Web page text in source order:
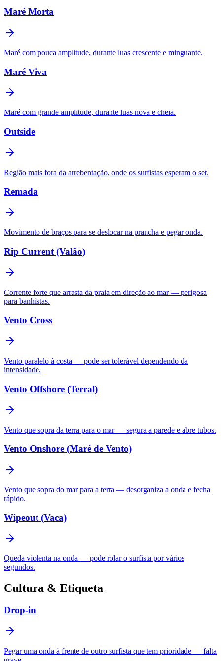
Maré Morta
Maré com pouca amplitude, durante luas crescente e minguante.
Maré Viva
Maré com grande amplitude, durante luas nova e cheia.
Outside
Região mais fora da arrebentação, onde os surfistas esperam o set.
Remada
Movimento de braços para se deslocar na prancha e pegar onda.
Rip Current (Valão)
Corrente forte que arrasta da praia em direção ao mar — perigosa
para banhistas.
Vento Cross
Vento paralelo à costa — pode ser tolerável dependendo da
intensidade.
Vento Offshore (Terral)
Vento que sopra da terra para o mar — segura a parede e abre tubos.
Vento Onshore (Maré de Vento)
Vento que sopra do mar para a terra — desorganiza a onda e fecha
rápido.
Wipeout (Vaca)
Queda violenta na onda — pode rolar o surfista por vários
segundos.
Cultura & Etiqueta
Drop-in
Pegar uma onda à frente de outro surfista que tem prioridade — falta